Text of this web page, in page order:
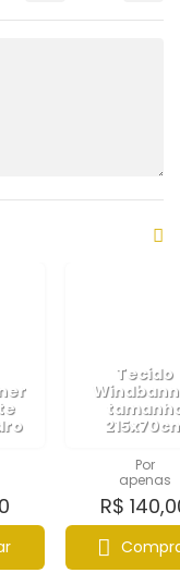
Tecido
Por
apenas
R$